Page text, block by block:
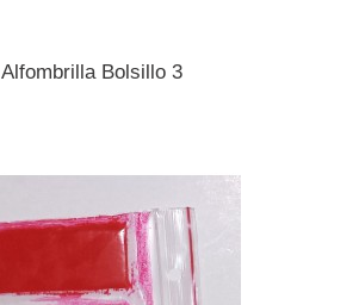
Alfombrilla Bolsillo 3